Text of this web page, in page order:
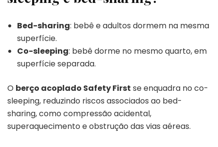
Bed-sharing: bebê e adultos dormem na mesma
superfície.
Co-sleeping: bebê dorme no mesmo quarto, em
superfície separada.
O berço acoplado Safety First se enquadra no co-
sleeping, reduzindo riscos associados ao bed-
sharing, como compressão acidental,
superaquecimento e obstrução das vias aéreas.